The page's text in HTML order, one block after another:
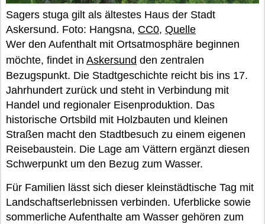
Sagers stuga gilt als ältestes Haus der Stadt
Askersund. Foto: Hangsna, CC0, Quelle
Wer den Aufenthalt mit Ortsatmosphäre beginnen
möchte, findet in Askersund den zentralen
Bezugspunkt. Die Stadtgeschichte reicht bis ins 17.
Jahrhundert zurück und steht in Verbindung mit
Handel und regionaler Eisenproduktion. Das
historische Ortsbild mit Holzbauten und kleinen
Straßen macht den Stadtbesuch zu einem eigenen
Reisebaustein. Die Lage am Vättern ergänzt diesen
Schwerpunkt um den Bezug zum Wasser.
Für Familien lässt sich dieser kleinstädtische Tag mit
Landschaftserlebnissen verbinden. Uferblicke sowie
sommerliche Aufenthalte am Wasser gehören zum